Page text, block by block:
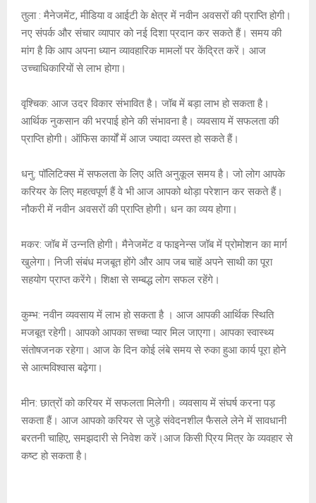
तुला : मैनेजमेंट, मीडिया व आईटी के क्षेत्र में नवीन अवसरों की प्राप्ति होगी।
नए संपर्क और संचार व्यापार को नई दिशा प्रदान कर सकते हैं। समय की
मांग है कि आप अपना ध्यान व्यावहारिक मामलों पर केंद्रित करें। आज
उच्चाधिकारियों से लाभ होगा।
वृश्चिक: आज उदर विकार संभावित है। जॉब में बड़ा लाभ हो सकता है।
आर्थिक नुकसान की भरपाई होने की संभावना है। व्यवसाय में सफलता की
प्राप्ति होगी। ऑफिस कार्यों में आज ज्यादा व्यस्त हो सकते हैं।
धनु: पॉलिटिक्स में सफलता के लिए अति अनुकूल समय है। जो लोग आपके
करियर के लिए महत्वपूर्ण हैं वे भी आज आपको थोड़ा परेशान कर सकते हैं।
नौकरी में नवीन अवसरों की प्राप्ति होगी। धन का व्यय होगा।
मकर: जॉब में उन्नति होगी। मैनेजमेंट व फाइनेन्स जॉब में प्रोमोशन का मार्ग
खुलेगा। निजी संबंध मजबूत होंगे और आप जब चाहें अपने साथी का पूरा
सहयोग प्राप्त करेंगे। शिक्षा से सम्बद्ध लोग सफल रहेंगे।
कुम्भ: नवीन व्यवसाय में लाभ हो सकता है । आज आपकी आर्थिक स्थिति
मजबूत रहेगी। आपको आपका सच्चा प्यार मिल जाएगा। आपका स्वास्थ्य
संतोषजनक रहेगा। आज के दिन कोई लंबे समय से रुका हुआ कार्य पूरा होने
से आत्मविश्वास बढ़ेगा।
मीन: छात्रों को करियर में सफलता मिलेगी। व्यवसाय में संघर्ष करना पड़
सकता हैं। आज आपको करियर से जुड़े संवेदनशील फैसले लेने में सावधानी
बरतनी चाहिए, समझदारी से निवेश करें।आज किसी प्रिय मित्र के व्यवहार से
कष्ट हो सकता है।